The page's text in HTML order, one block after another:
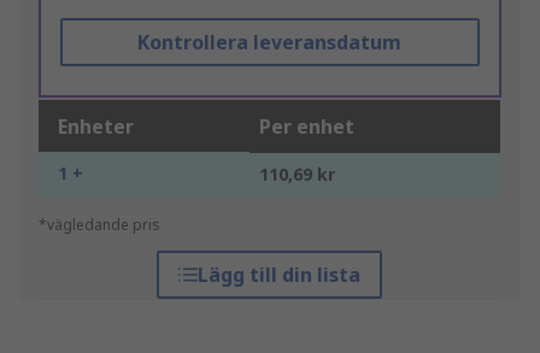
Kontrollera leveransdatum
Enheter Per enhet
1 + 110,69 kr
*vägledande pris
Lägg till din lista